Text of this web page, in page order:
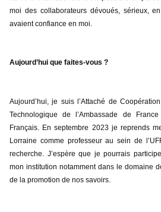
moi des collaborateurs dévoués, sérieux,
avaient confiance en moi.
Aujourd’hui que faites-vous ?
Aujourd’hui, je suis l’Attaché de
Technologique de l’Ambassade de
Français. En septembre 2023 je reprends
Lorraine comme professeur au sein de
recherche. J’espère que je pourrais
mon institution notamment dans le domaine
de la promotion de nos savoirs.